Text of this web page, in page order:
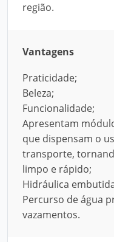
região.
Vantagens
Praticidade;
Beleza;
Funcionalidade;
Apresentam
que dispensam o
transporte,
limpo e rápido;
Hidráulica
Percurso de água
vazamentos.